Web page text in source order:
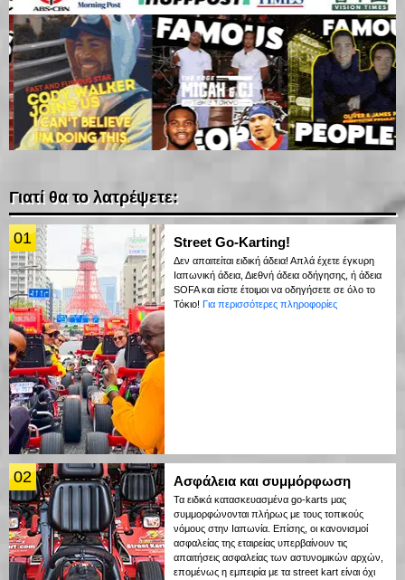
Γιατί θα το λατρέψετε:
01 Street Go-Karting!
Δεν απαιτείται ειδική άδεια! Απλά έχετε έγκυρη
Ιαπωνική άδεια, Διεθνή άδεια οδήγησης, ή άδεια
SOFA και είστε έτοιμοι να οδηγήσετε σε όλο το
Τόκιο! Για περισσότερες πληροφορίες
02 Ασφάλεια και συμμόρφωση
Τα ειδικά κατασκευασμένα go-karts μας
συμμορφώνονται πλήρως με τους τοπικούς
νόμους στην Ιαπωνία. Επίσης, οι κανονισμοί
ασφαλείας της εταιρείας υπερβαίνουν τις
απαιτήσεις ασφαλείας των αστυνομικών αρχών,
επομένως η εμπειρία με τα street kart είναι όχι